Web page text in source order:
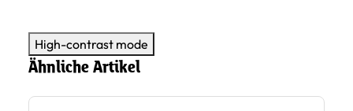
High-contrast mode
Ähnliche Artikel